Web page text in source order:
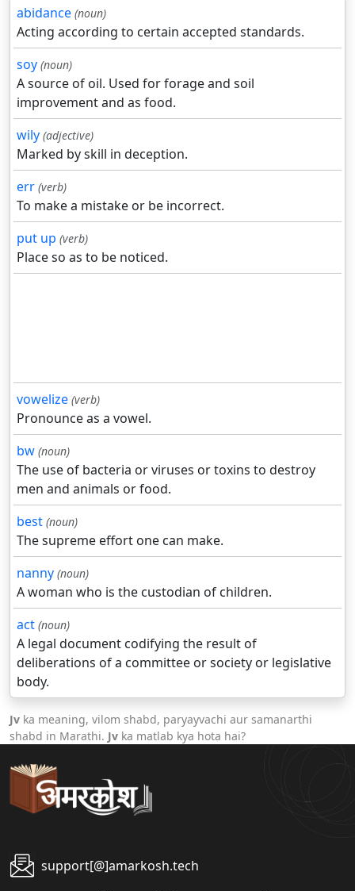
abidance (noun)
Acting according to certain accepted standards.
soy (noun)
A source of oil. Used for forage and soil
improvement and as food.
wily (adjective)
Marked by skill in deception.
err (verb)
To make a mistake or be incorrect.
put up (verb)
Place so as to be noticed.
vowelize (verb)
Pronounce as a vowel.
bw (noun)
The use of bacteria or viruses or toxins to destroy
men and animals or food.
best (noun)
The supreme effort one can make.
nanny (noun)
A woman who is the custodian of children.
act (noun)
A legal document codifying the result of
deliberations of a committee or society or legislative
body.
Jv ka meaning, vilom shabd, paryayvachi aur samanarthi
shabd in Marathi. Jv ka matlab kya hota hai?
support[@]amarkosh.tech